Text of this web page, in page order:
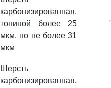
карбонизированная,
тониной более 25
мкм, но не более 31
мкм
Шерсть
карбонизированная,